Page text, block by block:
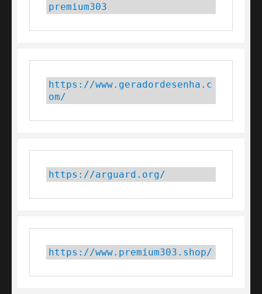
premium303
https://www.geradordesenha.c
om/
https://arguard.org/
https://www.premium303.shop/